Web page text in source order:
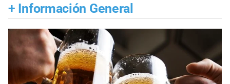
+ Información General